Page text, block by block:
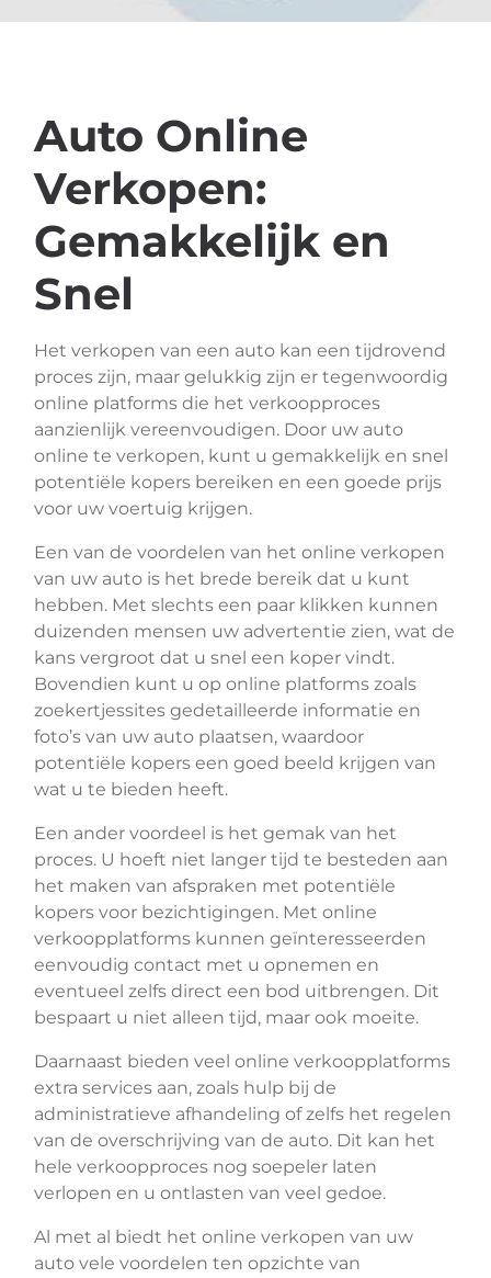
Auto Online
Verkopen:
Gemakkelijk en
Snel
Het verkopen van een auto kan een tijdrovend
proces zijn, maar gelukkig zijn er tegenwoordig
online platforms die het verkoopproces
aanzienlijk vereenvoudigen. Door uw auto
online te verkopen, kunt u gemakkelijk en snel
potentiële kopers bereiken en een goede prijs
voor uw voertuig krijgen.
Een van de voordelen van het online verkopen
van uw auto is het brede bereik dat u kunt
hebben. Met slechts een paar klikken kunnen
duizenden mensen uw advertentie zien, wat de
kans vergroot dat u snel een koper vindt.
Bovendien kunt u op online platforms zoals
zoekertjessites gedetailleerde informatie en
foto’s van uw auto plaatsen, waardoor
potentiële kopers een goed beeld krijgen van
wat u te bieden heeft.
Een ander voordeel is het gemak van het
proces. U hoeft niet langer tijd te besteden aan
het maken van afspraken met potentiële
kopers voor bezichtigingen. Met online
verkoopplatforms kunnen geïnteresseerden
eenvoudig contact met u opnemen en
eventueel zelfs direct een bod uitbrengen. Dit
bespaart u niet alleen tijd, maar ook moeite.
Daarnaast bieden veel online verkoopplatforms
extra services aan, zoals hulp bij de
administratieve afhandeling of zelfs het regelen
van de overschrijving van de auto. Dit kan het
hele verkoopproces nog soepeler laten
verlopen en u ontlasten van veel gedoe.
Al met al biedt het online verkopen van uw
auto vele voordelen ten opzichte van